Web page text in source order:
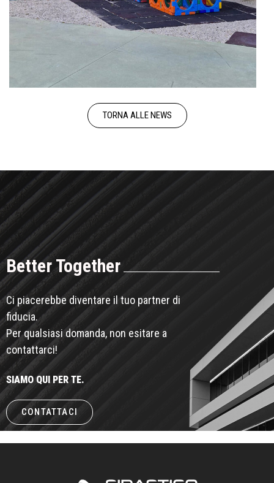
TORNA ALLE NEWS
Better Together
Ci piacerebbe diventare il tuo partner di
fiducia.
Per qualsiasi domanda, non esitare a
contattarci!
SIAMO QUI PER TE.
CONTATTACI